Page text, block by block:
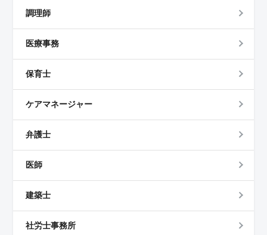
調理師
医療事務
保育士
ケアマネージャー
弁護士
医師
建築士
社労士事務所